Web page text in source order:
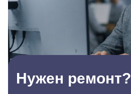
Нужен ремонт?